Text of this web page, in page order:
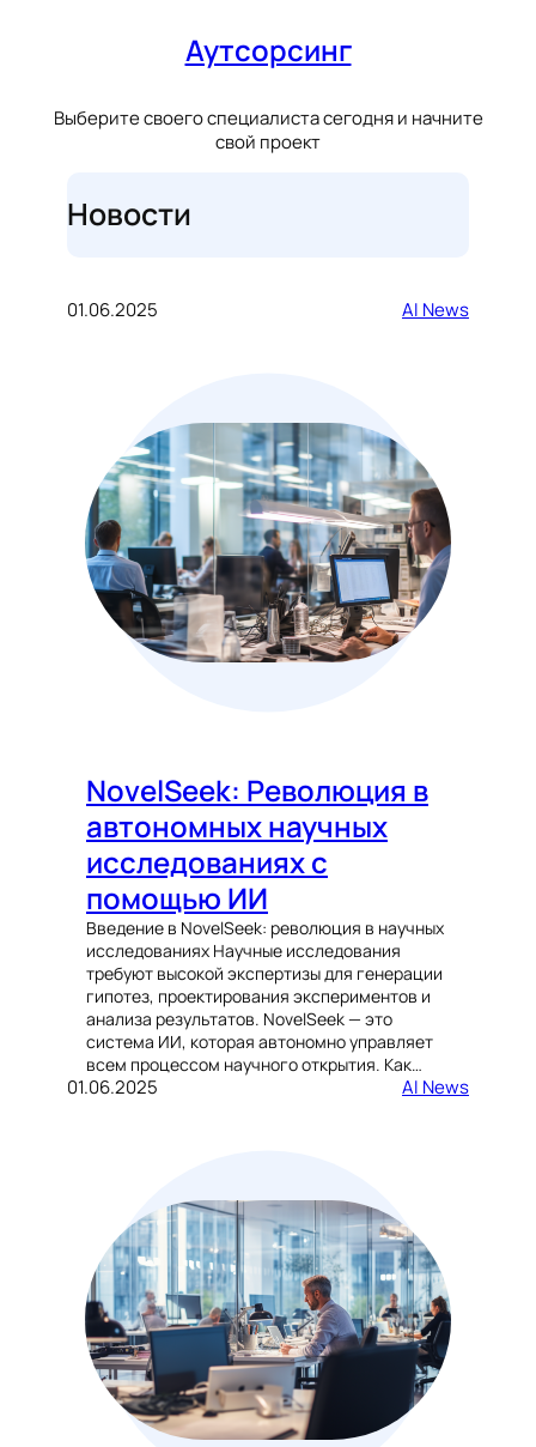
Аутсорсинг
Выберите своего специалиста сегодня и начните
свой проект
Новости
01.06.2025 AI News
NovelSeek: Революция в
автономных научных
исследованиях с
помощью ИИ
Введение в NovelSeek: революция в научных
исследованиях Научные исследования
требуют высокой экспертизы для генерации
гипотез, проектирования экспериментов и
анализа результатов. NovelSeek — это
система ИИ, которая автономно управляет
всем процессом научного открытия. Как…
01.06.2025 AI News